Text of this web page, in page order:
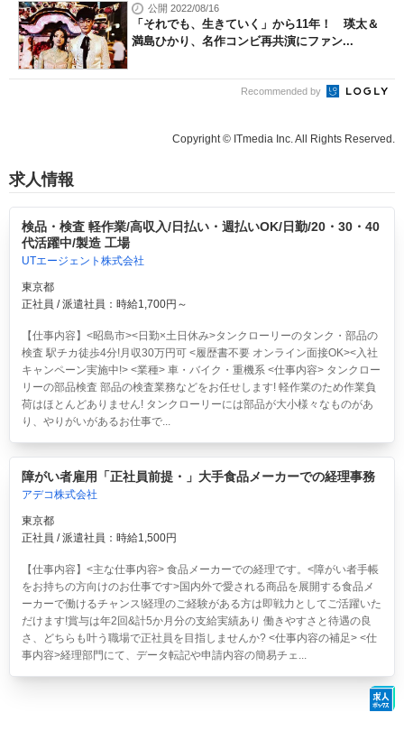
公開 2022/08/16
「それでも、生きていく」から11年！ 瑛太＆
満島ひかり、名作コンビ再共演にファン...
Recommended by
Copyright © ITmedia Inc. All Rights Reserved.
求人情報
検品・検査 軽作業/高収入/日払い・週払いOK/日勤/20・30・40
代活躍中/製造 工場
UTエージェント株式会社
東京都
正社員 / 派遣社員：時給1,700円～
【仕事内容】<昭島市><日勤×土日休み>タンクローリーのタンク・部品の
検査 駅チカ徒歩4分!月収30万円可 <履歴書不要 オンライン面接OK><入社
キャンペーン実施中!> <業種> 車・バイク・重機系 <仕事内容> タンクロー
リーの部品検査 部品の検査業務などをお任せします! 軽作業のため作業負
荷はほとんどありません! タンクローリーには部品が大小様々なものがあ
り、やりがいがあるお仕事で...
障がい者雇用「正社員前提・」大手食品メーカーでの経理事務
アデコ株式会社
東京都
正社員 / 派遣社員：時給1,500円
【仕事内容】<主な仕事内容> 食品メーカーでの経理です。<障がい者手帳
をお持ちの方向けのお仕事です>国内外で愛される商品を展開する食品メ
ーカーで働けるチャンス!経理のご経験がある方は即戦力としてご活躍いた
だけます!賞与は年2回&計5か月分の支給実績あり 働きやすさと待遇の良
さ、どちらも叶う職場で正社員を目指しませんか? <仕事内容の補足> <仕
事内容>経理部門にて、データ転記や申請内容の簡易チェ...